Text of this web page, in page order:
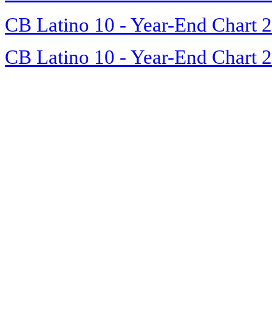
CB Latino 10 - Year-End Chart
CB Latino 10 - Year-End Chart